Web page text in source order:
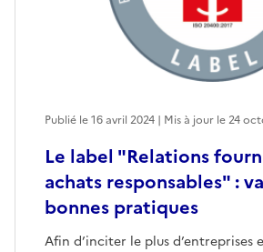
Le label "Relations
achats responsables" :
bonnes pratiques
Afin d’inciter le plus d’entreprises
Publié le 16 avril 2024 | Mis à jour le 24